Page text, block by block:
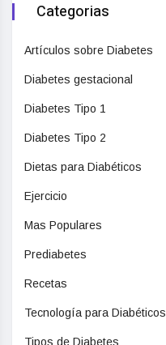
Categorias
Artículos sobre Diabetes
Diabetes gestacional
Diabetes Tipo 1
Diabetes Tipo 2
Dietas para Diabéticos
Ejercicio
Mas Populares
Prediabetes
Recetas
Tecnología para Diabéticos
Tipos de Diabetes